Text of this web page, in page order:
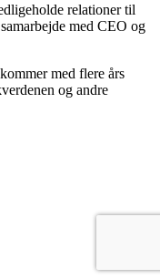
relationer til
med CEO og
med flere års
og andre